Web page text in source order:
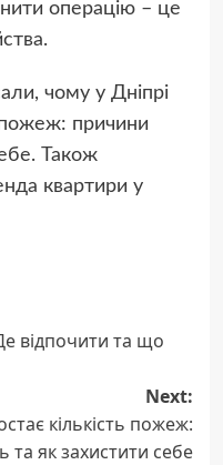
операцію – це
чому у Дніпрі
пожеж: причини
Також
квартири у
відпочити та що
Next:
кількість пожеж:
як захистити себе